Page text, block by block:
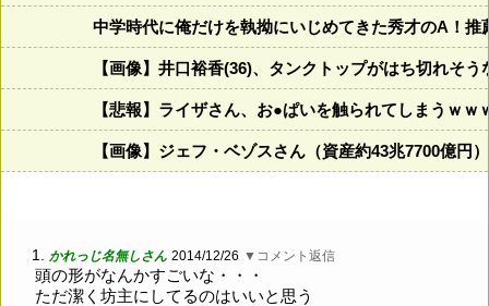
中学時代に俺だけを執拗にいじめてきた秀才のA！
【画像】井口裕香(36)、タンクトップがはち切れそ
【悲報】ライザさん、お●ぱいを触られてしまうｗｗ
【画像】ジェフ・ベゾスさん（資産約43兆7700億円
1. かれっじ名無しさん 2014/12/26 ▼コメント返信
頭の形がなんかすごいな・・・
ただ潔く坊主にしてるのはいいと思う